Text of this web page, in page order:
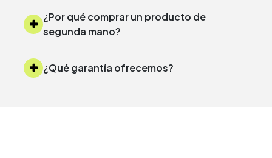
¿Por qué comprar un producto de
segunda mano?
¿Qué garantía ofrecemos?